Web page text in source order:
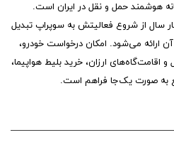
هوشمند حمل و نقل در ایران است.
سال از شروع فعالیتش به سوپراپ تبدیل
ارائه می‌شود. امکان درخواست خودرو،
اقامت‌گاه‌های ارزان، خرید بلیط هواپیما،
به صورت یک‌جا فراهم است.